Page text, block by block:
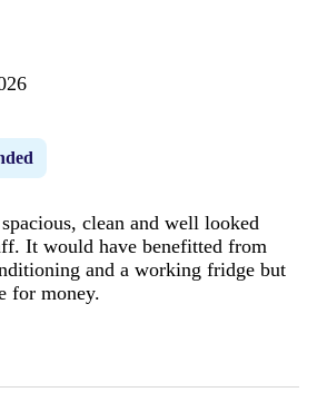
clean and well looked
It would have benefitted from
and a working fridge but
for money.